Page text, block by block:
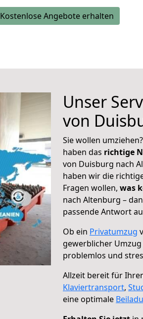
Kostenlose Angebote erhalten
Unser
von
Sie wollen
haben das richtige
von Duisburg nach
haben wir die
Fragen wollen, was
nach Altenburg –
passende Antwort
Ob ein Privatumzug
gewerblicher
problemlos und
Allzeit bereit für
Klaviertransport,
eine optimale